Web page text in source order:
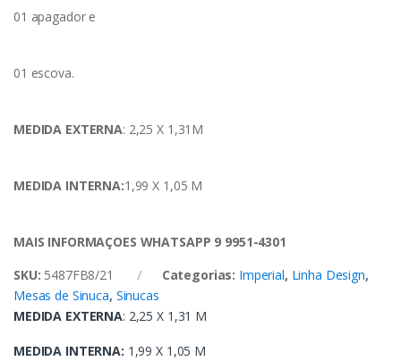
01 apagador e
01 escova.
MEDIDA EXTERNA: 2,25 X 1,31M
MEDIDA INTERNA:1,99 X 1,05 M
MAIS INFORMAÇOES WHATSAPP 9 9951-4301
SKU: 5487FB8/21 Categorias: Imperial, Linha Design,
Mesas de Sinuca, Sinucas
MEDIDA EXTERNA: 2,25 X 1,31 M
MEDIDA INTERNA: 1,99 X 1,05 M